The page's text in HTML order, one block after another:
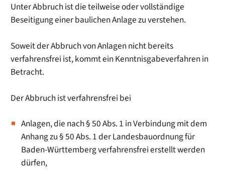
Unter Abbruch ist die teilweise oder vollständige
Beseitigung einer baulichen Anlage zu verstehen.
Soweit der Abbruch von Anlagen nicht bereits
verfahrensfrei ist, kommt ein Kenntnisgabeverfahren in
Betracht.
Der Abbruch ist verfahrensfrei bei
Anlagen, die nach § 50 Abs. 1 in Verbindung mit dem
Anhang zu § 50 Abs. 1 der Landesbauordnung für
Baden-Württemberg verfahrensfrei erstellt werden
dürfen,